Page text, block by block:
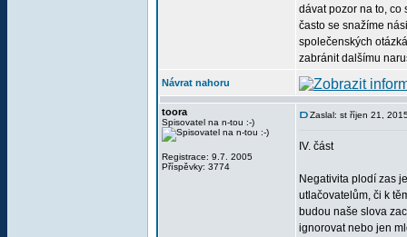
dávat pozor na to, co
často se snažíme
společenských
zabránit dalšímu
Návrat nahoru
toora
Spisovatel na n-tou :-)
Registrace: 9.7. 2005
Příspěvky: 3774
Zaslal: st říjen 21,
IV. část
Negativita plodí zas
utlačovatelům, či k
budou naše slova
ignorovat nebo jen